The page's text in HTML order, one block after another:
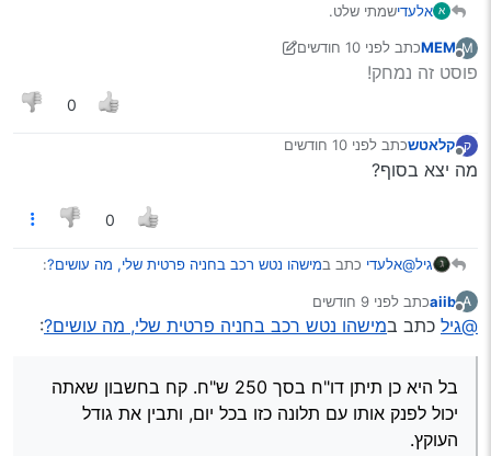
א אלעדישמתי שלט.
אנסה לפנות למשטרה, נעדכן.
M
מנותק
MEMכתב לפני 10 חודשים
נערך לאחרונה על ידי יוני
פוסט זה נמחק!
0
ק
מנותק
קלאטשכתב לפני 10 חודשים
נערך לאחרונה על ידי
מה יצא בסוף?
0
גיל@אלעדי כתב במישהו נטש רכב בחניה פרטית שלי, מה עושים?:
שמתי שלט.
והסכמת הצדדים.
הם כן מתקשרים בעצמם. אז אפשר לנדנד בעניין.
אבל זה לא צריך להיות הכיוון שלך,
לכן תפנה בקטע של “חסימת חנייה”, או בשם המקצועי של התלונה
A
מנותק
aiibכתב לפני 9 חודשים
נערך לאחרונה על ידי
@גיל כתב במישהו נטש רכב בחניה פרטית שלי, מה עושים?:
בל היא כן תיתן דו"ח בסך 250 ש"ח. קח בחשבון שאתה
יכול לפנק אותו עם תלונה כזו בכל יום, ותבין את גודל
העוקץ.